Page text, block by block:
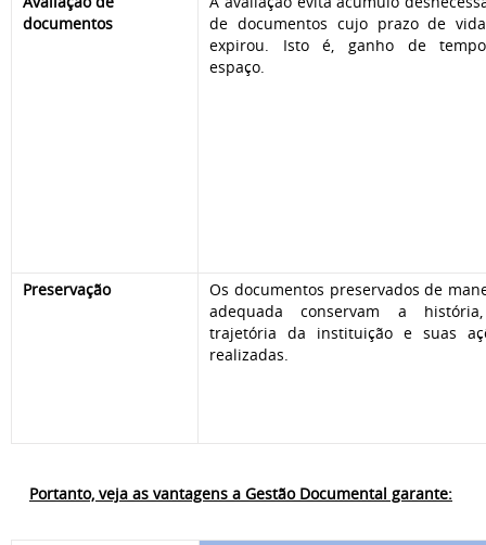
documentos
de documentos cujo prazo de
expirou. Isto é, ganho de
espaço.
Preservação
Os documentos preservados de
adequada conservam a
trajetória da instituição e suas
realizadas.
Portanto, veja as vantagens a Gestão Documental garante: